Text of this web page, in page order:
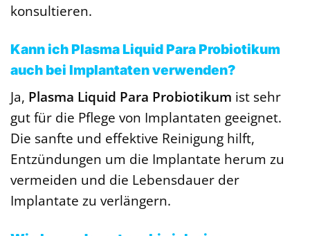
konsultieren.
Kann ich Plasma Liquid Para Probiotikum
auch bei Implantaten verwenden?
Ja, Plasma Liquid Para Probiotikum ist sehr
gut für die Pflege von Implantaten geeignet.
Die sanfte und effektive Reinigung hilft,
Entzündungen um die Implantate herum zu
vermeiden und die Lebensdauer der
Implantate zu verlängern.